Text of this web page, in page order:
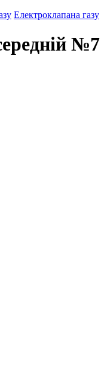
Електроклапана газу
№7